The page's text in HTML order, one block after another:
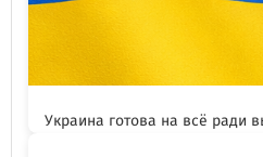
Украина готова на всё ради